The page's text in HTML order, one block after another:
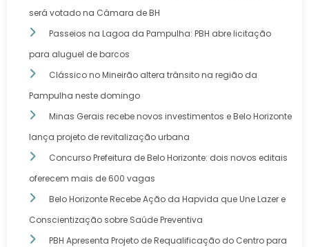
será votado na Câmara de BH
Passeios na Lagoa da Pampulha: PBH abre licitação
para aluguel de barcos
Clássico no Mineirão altera trânsito na região da
Pampulha neste domingo
Minas Gerais recebe novos investimentos e Belo Horizonte
lança projeto de revitalização urbana
Concurso Prefeitura de Belo Horizonte: dois novos editais
oferecem mais de 600 vagas
Belo Horizonte Recebe Ação da Hapvida que Une Lazer e
Conscientização sobre Saúde Preventiva
PBH Apresenta Projeto de Requalificação do Centro para